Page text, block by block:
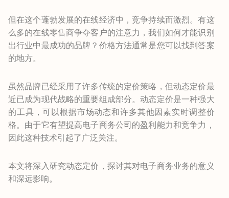
但在这个蓬勃发展的在线经济中，竞争持续而激烈。有这
么多的在线零售商争夺客户的注意力，我们如何才能识别
出行业中最成功的品牌？价格方法通常是您可以找到答案
的地方。
虽然品牌已经采用了许多传统的定价策略，但动态定价最
近已成为现代战略的重要组成部分。动态定价是一种强大
的工具，可以根据市场动态和许多其他因素实时调整价
格。由于它有望提高电子商务公司的盈利能力和竞争力，
因此这种技术引起了广泛关注。
本文将深入研究动态定价，探讨其对电子商务业务的意义
和深远影响。